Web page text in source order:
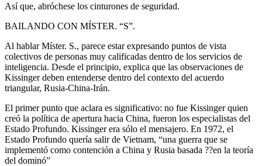
Así que, abróchese los cinturones de seguridad.
BAILANDO CON MÍSTER. “S”.
Al hablar Míster. S., parece estar expresando puntos de vista
colectivos de personas muy calificadas dentro de los servicios de
inteligencia. Desde el principio, explica que las observaciones de
Kissinger deben entenderse dentro del contexto del acuerdo
triangular, Rusia-China-Irán.
El primer punto que aclara es significativo: no fue Kissinger quien
creó la política de apertura hacia China, fueron los especialistas del
Estado Profundo. Kissinger era sólo el mensajero. En 1972, el
Estado Profundo quería salir de Vietnam, “una guerra que se
implementó como contención a China y Rusia basada ??en la teoría
del dominó”